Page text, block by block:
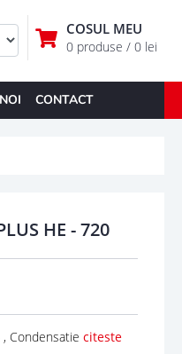
COSUL MEU
0 produse / 0 lei
CONTACT
HE - 720
, Condensatie citeste